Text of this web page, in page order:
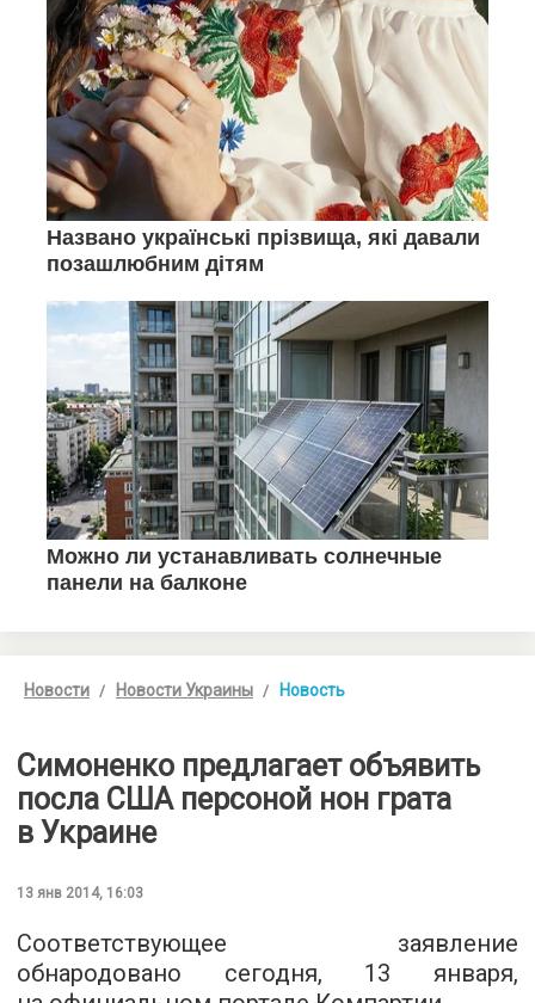
Новости Новости Украины Новость
Симоненко предлагает объявить
посла США персоной нон грата
в Украине
13 янв 2014, 16:03
Соответствующее заявление
обнародовано сегодня, 13 января,